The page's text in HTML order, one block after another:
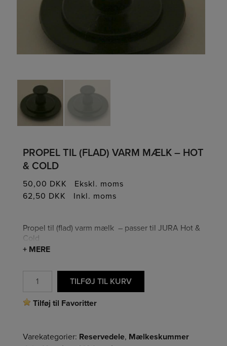
PROPEL TIL (FLAD) VARM MÆLK – HOT
& COLD
50,00 DKK
Ekskl. moms
62,50 DKK Inkl. moms
Propel til (flad) varm mælk – passer til JURA Hot &
Cold
+ MERE
Antal TILFØJ TIL KURV
Tilføj til Favoritter
Varekategorier: Reservedele, Mælkeskummer